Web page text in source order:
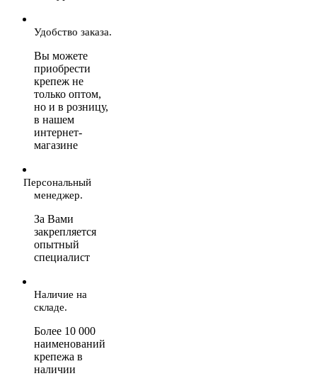
Удобство заказа.
Вы можете
приобрести
крепеж не
только оптом,
но и в розницу,
в нашем
интернет-
магазине
Персональный
менеджер.
За Вами
закрепляется
опытный
специалист
Наличие на
складе.
Более 10 000
наименований
крепежа в
наличии